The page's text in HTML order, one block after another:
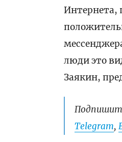
Интернета,
люди это
Заякин,
Telegram,